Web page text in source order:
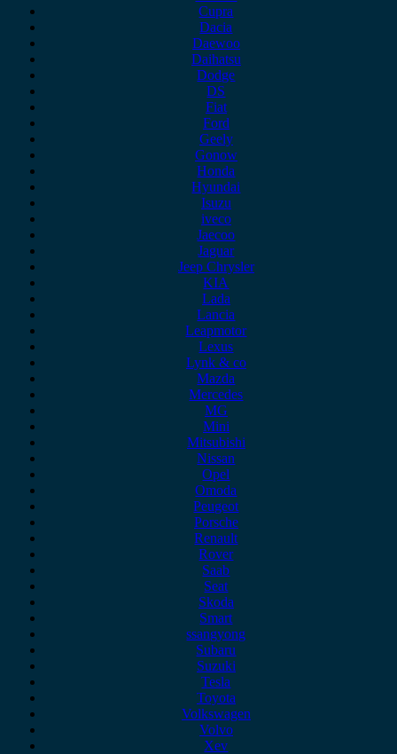
Cupra
Dacia
Daewoo
Daihatsu
Dodge
DS
Fiat
Ford
Geely
Gonow
Honda
Hyundai
Isuzu
iveco
Jaecoo
Jaguar
Jeep Chrysler
KIA
Lada
Lancia
Leapmotor
Lexus
Lynk & co
Mazda
Mercedes
MG
Mini
Mitsubishi
Nissan
Opel
Omoda
Peugeot
Porsche
Renault
Rover
Saab
Seat
Skoda
Smart
ssangyong
Subaru
Suzuki
Tesla
Toyota
Volkswagen
Volvo
Xev